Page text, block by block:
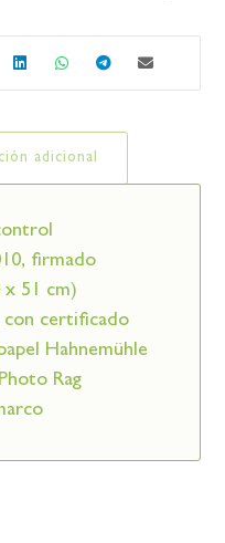
adicional
firmado
x 51 cm)
con certificado
Hahnemühle
Rag